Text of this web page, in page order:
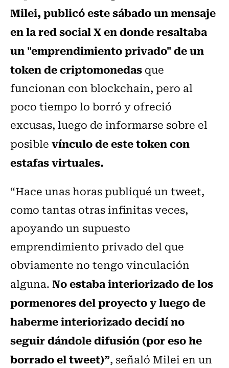
Milei, publicó este sábado un mensaje
en la red social X en donde resaltaba
un "emprendimiento privado" de un
token de criptomonedasque
funcionan con blockchain, pero al
poco tiempo lo borró y ofreció
excusas, luego de informarse sobre el
posiblevínculo de este token con
estafas virtuales.
“Hace unas horas publiqué un tweet,
como tantas otras infinitas veces,
apoyando un supuesto
emprendimiento privado del que
obviamente no tengo vinculación
alguna.No estaba interiorizado de los
pormenores del proyecto y luego de
haberme interiorizado decidí no
seguir dándole difusión (por eso he
borrado el tweet)”, señaló Milei en un